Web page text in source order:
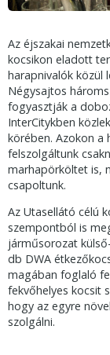
Az éjszakai
kocsikon eladott
harapnivalók közül
Négysajtos
fogyasztják a
InterCitykben
körében. Azokon a
felszolgáltunk
marhapörköltet is,
csapoltunk.
Az Utasellátó célú
szempontból is
járműsorozat
db DWA
magában foglaló
fekvőhelyes kocsit
hogy az egyre
szolgálni.